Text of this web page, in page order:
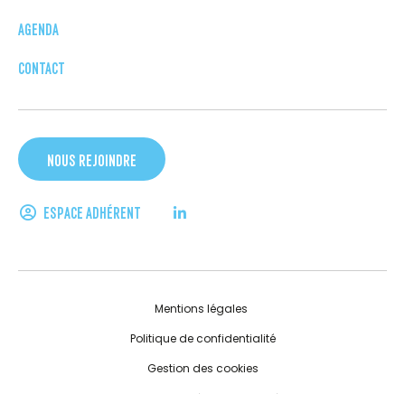
AGENDA
CONTACT
NOUS REJOINDRE
ESPACE ADHÉRENT
Mentions légales
Politique de confidentialité
Gestion des cookies